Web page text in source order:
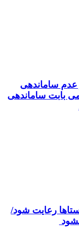
عدم ساماندهی
بابت ساماندهی
رعایت شود/